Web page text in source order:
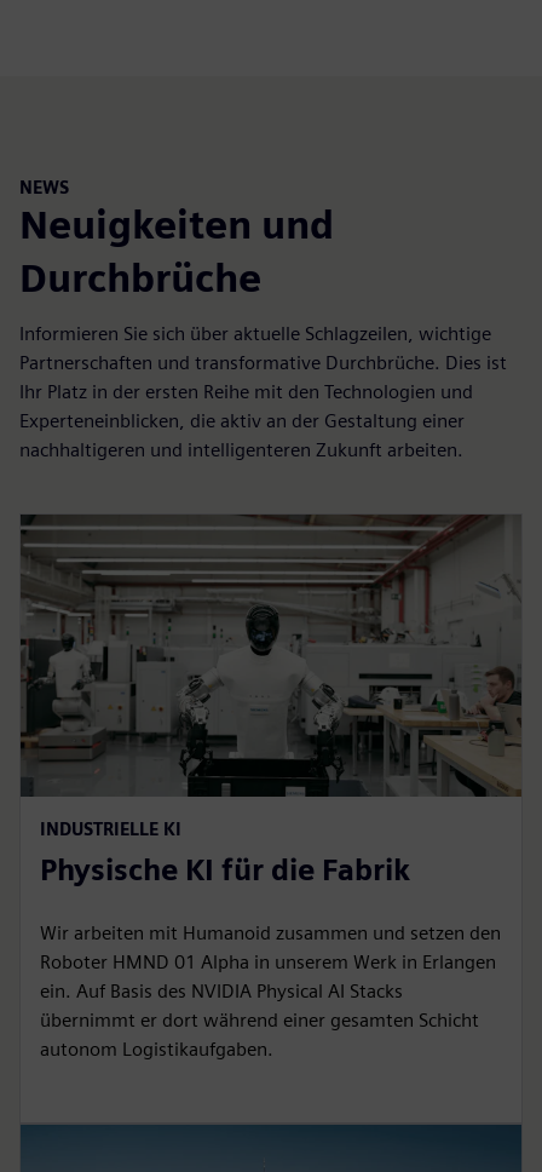
NEWS
Neuigkeiten und
Durchbrüche
Informieren Sie sich über aktuelle Schlagzeilen, wichtige
Partnerschaften und transformative Durchbrüche. Dies ist
Ihr Platz in der ersten Reihe mit den Technologien und
Experteneinblicken, die aktiv an der Gestaltung einer
nachhaltigeren und intelligenteren Zukunft arbeiten.
INDUSTRIELLE KI
Physische KI für die Fabrik
Wir arbeiten mit Humanoid zusammen und setzen den
Roboter HMND 01 Alpha in unserem Werk in Erlangen
ein. Auf Basis des NVIDIA Physical AI Stacks
übernimmt er dort während einer gesamten Schicht
autonom Logistikaufgaben.